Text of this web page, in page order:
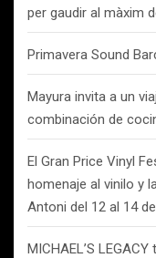
per gaudir al màxim
Primavera Sound
Mayura invita a un
combinación de
El Gran Price Vinyl
homenaje al vinilo y
Antoni del 12 al 14
MICHAEL’S